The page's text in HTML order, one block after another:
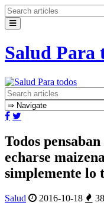
Salud Para
Todos
echarse
simplemente lo
Salud 2016-10-18